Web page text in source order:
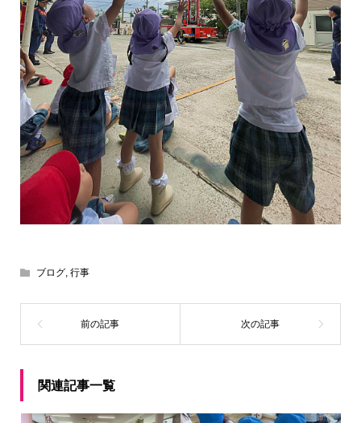
ブログ, 行事
関連記事一覧